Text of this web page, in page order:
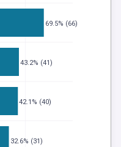
69.5% (66)
43.2% (41)
42.1% (40)
32.6% (31)